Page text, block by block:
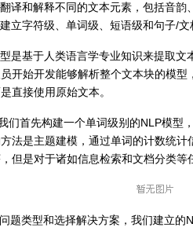
和解释不同的文本元素，包括音韵
立字符级、单词级、短语级和句子/文
基于人类语言学专业知识来提取文
开始开发能够解析整个文本块的模
直接使用原始文本。
首先构建一个单词级别的NLP模型
法是主题建模，通过单词的计数统
但是对于诸如信息检索和文档分类等
题类型和选择解决方案，我们建立的